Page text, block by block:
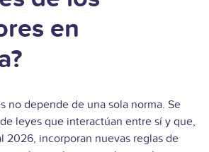
en
no depende de una sola norma. Se
leyes que interactúan entre sí y que,
2026, incorporan nuevas reglas de